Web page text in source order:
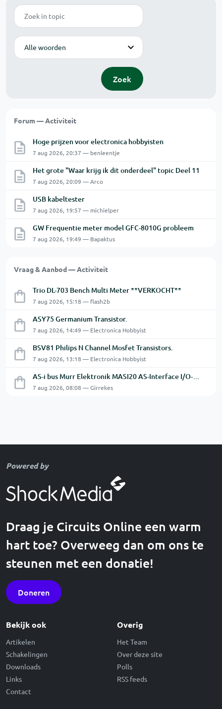
Zoek
Modus
Zoek
Forum — Activiteit
Hoge prijzen voor electronica hobbyisten
7 aug 2026, 20:37 — benleentje
Het grote "Waar krijg ik dit onderdeel" topic Deel 11
7 aug 2026, 20:09 — Arco
USB kabeltester
7 aug 2026, 19:57 — michielper
GW Frequentie meter model GFC-8010G probleem
7 aug 2026, 19:49 — Bapaktus
Vraag & Aanbod — Activiteit
Trio DL-703 Bench Multi Meter **VERKOCHT**
7 aug 2026, 15:18 — flash2b
ASY75 Germanium Transistor.
7 aug 2026, 14:49 — Electronica Hobbyist
BSV81 Philips N Channel Mosfet Transistors.
7 aug 2026, 13:18 — Electronica Hobbyist
AS-i bus Murr Elektronik MASI20 AS-Interface I/O-module 56440
7 aug 2026, 08:08 — Girrekes
Powered by
Draag je Circuits Online een warm
hart toe? Overweeg dan om ons te
steunen met een donatie!
Doneren
Bekijk ook
Artikelen
Schakelingen
Downloads
Links
Contact
Overig
Het Team
Over deze site
Polls
RSS feeds